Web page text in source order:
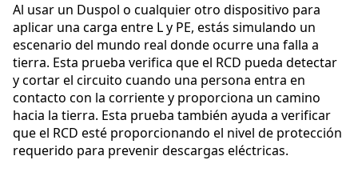
Al usar un Duspol o cualquier otro dispositivo para
aplicar una carga entre L y PE, estás simulando un
escenario del mundo real donde ocurre una falla a
tierra. Esta prueba verifica que el RCD pueda detectar
y cortar el circuito cuando una persona entra en
contacto con la corriente y proporciona un camino
hacia la tierra. Esta prueba también ayuda a verificar
que el RCD esté proporcionando el nivel de protección
requerido para prevenir descargas eléctricas.